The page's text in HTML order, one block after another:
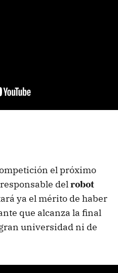
el próximo
delrobot
ya el mérito de haber
que alcanza la final
universidad ni de